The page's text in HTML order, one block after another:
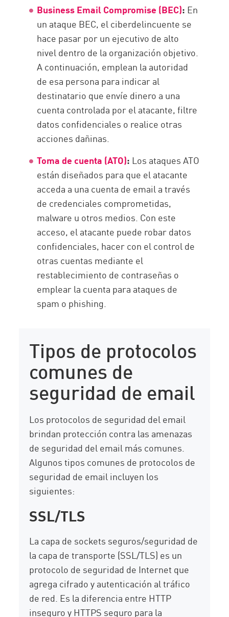
Business Email Compromise (BEC): En
un ataque BEC, el ciberdelincuente se
hace pasar por un ejecutivo de alto
nivel dentro de la organización objetivo.
A continuación, emplean la autoridad
de esa persona para indicar al
destinatario que envíe dinero a una
cuenta controlada por el atacante, filtre
datos confidenciales o realice otras
acciones dañinas.
Toma de cuenta (ATO): Los ataques ATO
están diseñados para que el atacante
acceda a una cuenta de email a través
de credenciales comprometidas,
malware u otros medios. Con este
acceso, el atacante puede robar datos
confidenciales, hacer con el control de
otras cuentas mediante el
restablecimiento de contraseñas o
emplear la cuenta para ataques de
spam o phishing.
Tipos de protocolos
comunes de
seguridad de email
Los protocolos de seguridad del email
brindan protección contra las amenazas
de seguridad del email más comunes.
Algunos tipos comunes de protocolos de
seguridad de email incluyen los
siguientes:
SSL/TLS
La capa de sockets seguros/seguridad de
la capa de transporte (SSL/TLS) es un
protocolo de seguridad de Internet que
agrega cifrado y autenticación al tráfico
de red. Es la diferencia entre HTTP
inseguro y HTTPS seguro para la